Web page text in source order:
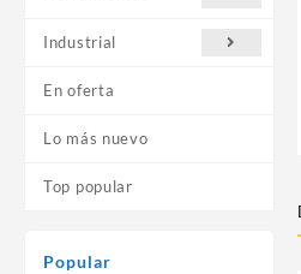
Industrial
En oferta
Lo más nuevo
Top popular
Popular